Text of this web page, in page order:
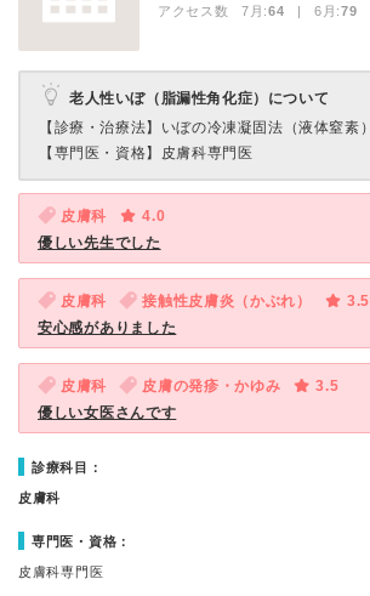
アクセス数 7月:64 | 6月:79
老人性いぼ（脂漏性角化症）について
【診療・治療法】 いぼの冷凍凝固法（液体窒素）
【専門医・資格】 皮膚科専門医
皮膚科
4.0
優しい先生でした
皮膚科 接触性皮膚炎（かぶれ）
3.5
安心感がありました
皮膚科 皮膚の発疹・かゆみ
3.5
優しい女医さんです
診療科目：
皮膚科
専門医・資格：
皮膚科専門医